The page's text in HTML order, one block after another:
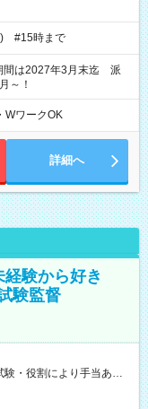
) #15時まで
間は2027年3月末迄 派
～！
WワークOK
詳細へ
験から好き
験監督
払い）オプションあ
ほどで給与の一部を受け